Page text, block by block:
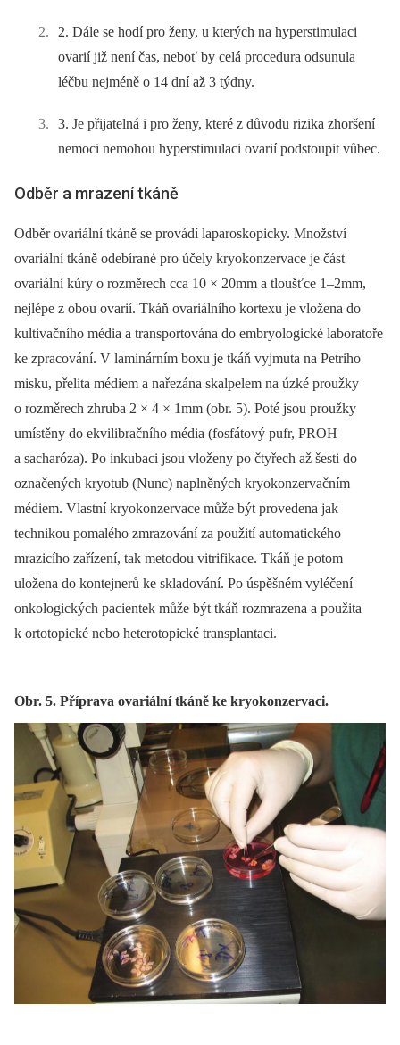
2. Dále se hodí pro ženy, u kterých na hyperstimulaci
ovarií již není čas, neboť by celá procedura odsunula
léčbu nejméně o 14 dní až 3 týdny.
3. Je přijatelná i pro ženy, které z důvodu rizika zhoršení
nemoci nemohou hyperstimulaci ovarií podstoupit vůbec.
Odběr a mrazení tkáně
Odběr ovariální tkáně se provádí laparoskopicky. Množství
ovariální tkáně odebírané pro účely kryokonzervace je část
ovariální kúry o rozměrech cca 10 × 20mm a tloušťce 1–2mm,
nejlépe z obou ovarií. Tkáň ovariálního kortexu je vložena do
kultivačního média a transportována do embryologické laboratoře
ke zpracování. V laminárním boxu je tkáň vyjmuta na Petriho
misku, přelita médiem a nařezána skalpelem na úzké proužky
o rozměrech zhruba 2 × 4 × 1mm (obr. 5). Poté jsou proužky
umístěny do ekvilibračního média (fosfátový pufr, PROH
a sacharóza). Po inkubaci jsou vloženy po čtyřech až šesti do
označených kryotub (Nunc) naplněných kryokonzervačním
médiem. Vlastní kryokonzervace může být provedena jak
technikou pomalého zmrazování za použití automatického
mrazicího zařízení, tak metodou vitrifikace. Tkáň je potom
uložena do kontejnerů ke skladování. Po úspěšném vyléčení
onkologických pacientek může být tkáň rozmrazena a použita
k ortotopické nebo heterotopické transplantaci.
Obr. 5. Příprava ovariální tkáně ke kryokonzervaci.